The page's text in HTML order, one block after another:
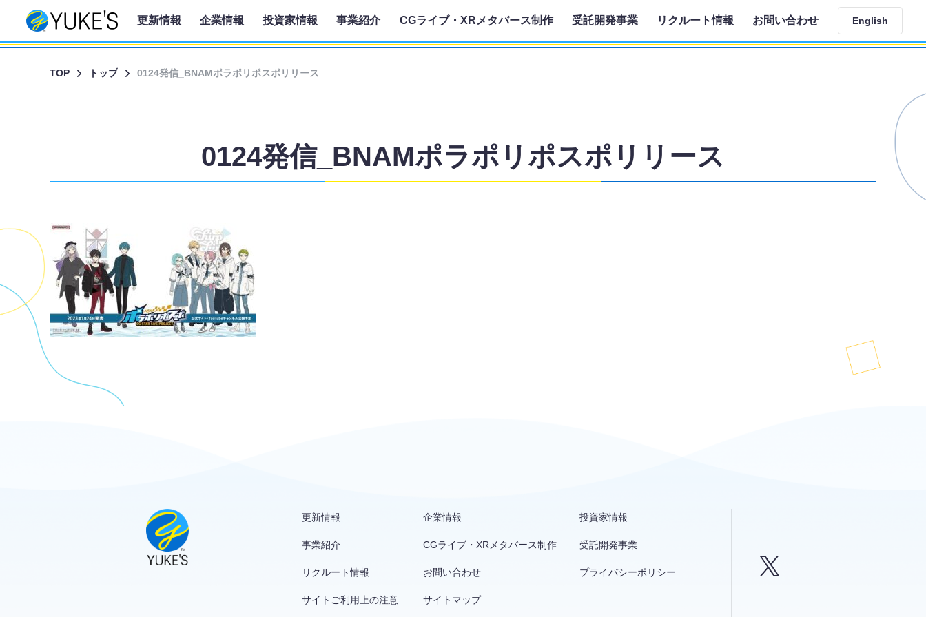
更新情報 企業情報 投資家情報 事業紹介 CGライブ・XRメタバース制作 受託開発事業 リクルート情報 お問い合わせ English
TOP トップ 0124発信_BNAMポラポリポスポリリース
0124発信_BNAMポラポリポスポリリース
更新情報 企業情報 投資家情報
事業紹介 CGライブ・XRメタバース制作 受託開発事業
リクルート情報 お問い合わせ プライバシーポリシー
サイトご利用上の注意 サイトマップ